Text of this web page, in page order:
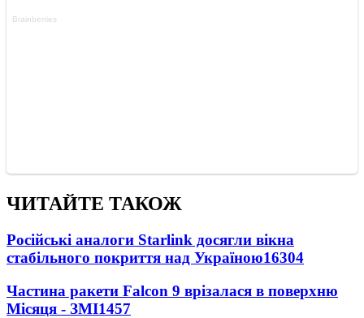
ЧИТАЙТЕ ТАКОЖ
Російські аналоги Starlink досягли вікна
стабільного покриття над Україною16304
Частина ракети Falcon 9 врізалася в поверхню
Місяця - ЗМІ1457